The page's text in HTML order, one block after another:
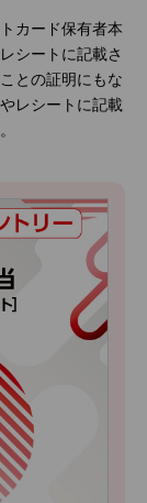
カード保有者本
シートに記載さ
との証明にもな
レシートに記載